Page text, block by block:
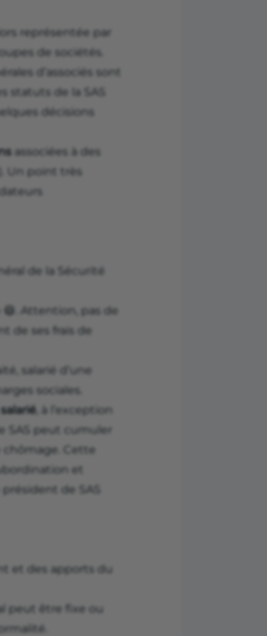
représentée par
de sociétés.
d’associés sont
de la SAS
décisions
associées à des
Un point très
de la Sécurité
😄. Attention, pas de
de ses frais de
salarié d’une
sociales.
, à l’exception
SAS peut cumuler
chômage. Cette
et
de SAS
et des apports du
peut être fixe ou